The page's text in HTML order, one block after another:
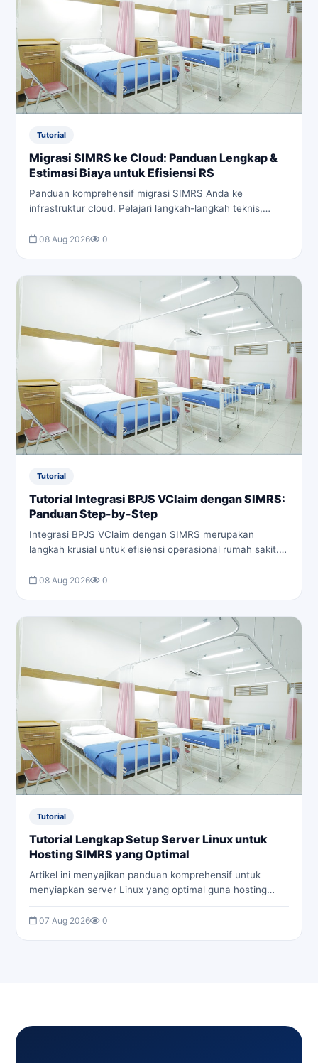
Tutorial
Migrasi SIMRS ke Cloud: Panduan Lengkap &
Estimasi Biaya untuk Efisiensi RS
Panduan komprehensif migrasi SIMRS Anda ke
infrastruktur cloud. Pelajari langkah-langkah teknis,
pilihan platform, estimasi biaya, dan strategi terbaik
untuk memastikan kelancaran operasional rumah sakit.
08 Aug 2026 0
Tutorial
Tutorial Integrasi BPJS VClaim dengan SIMRS:
Panduan Step-by-Step
Integrasi BPJS VClaim dengan SIMRS merupakan
langkah krusial untuk efisiensi operasional rumah sakit.
Artikel ini akan memandu Anda secara teknis, dari
konsep dasar hingga implementasi kode, untuk
08 Aug 2026 0
Tutorial
Tutorial Lengkap Setup Server Linux untuk
Hosting SIMRS yang Optimal
Artikel ini menyajikan panduan komprehensif untuk
menyiapkan server Linux yang optimal guna hosting
Sistem Informasi Manajemen Rumah Sakit (SIMRS).
Pelajari langkah-langkah praktis mulai dari instalasi OS
07 Aug 2026 0